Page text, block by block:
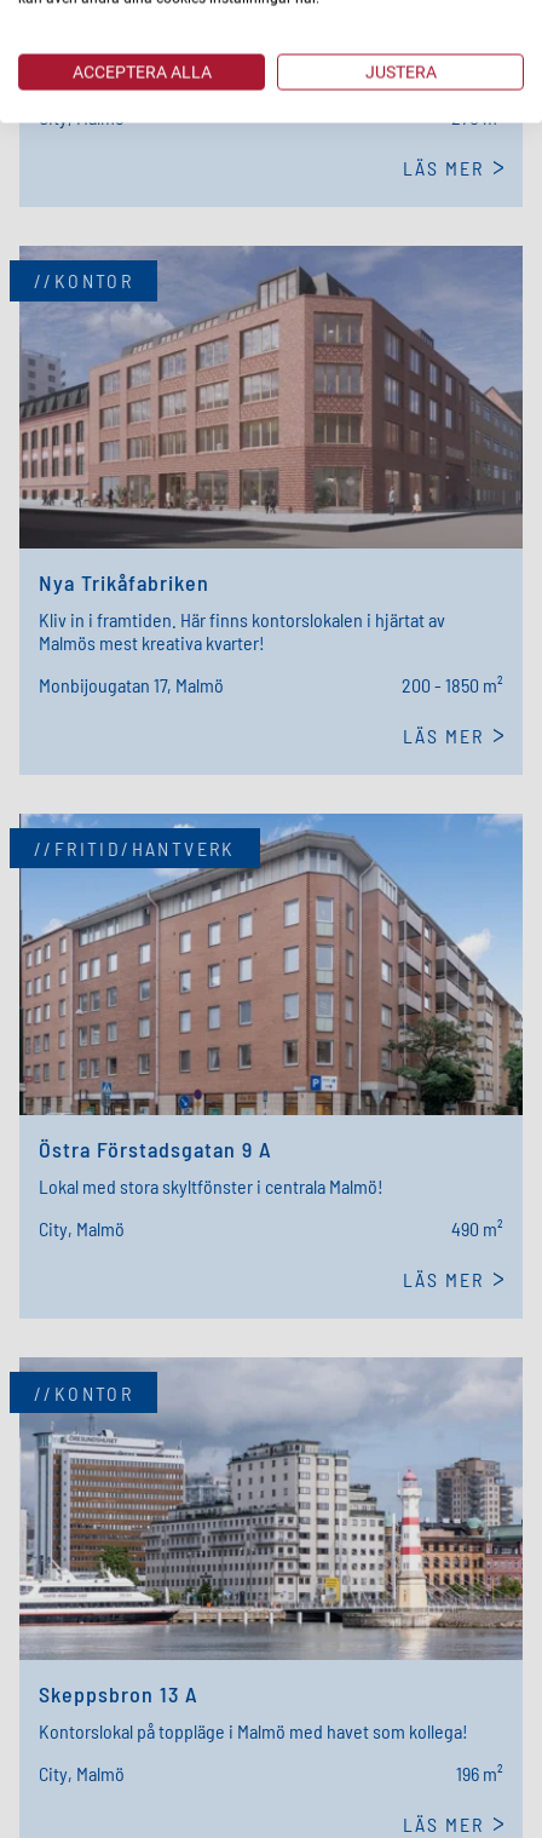
270 kvm möjligheter i Malmö City - från kontorsyta till
mötesplats
City, Malmö
270 m²
LÄS MER
//KONTOR
Nya Trikåfabriken
Kliv in i framtiden. Här finns kontorslokalen i hjärtat av
Malmös mest kreativa kvarter!
Monbijougatan 17, Malmö
200 - 1850 m²
LÄS MER
//FRITID/HANTVERK
Östra Förstadsgatan 9 A
Lokal med stora skyltfönster i centrala Malmö!
City, Malmö
490 m²
LÄS MER
//KONTOR
Skeppsbron 13 A
Kontorslokal på toppläge i Malmö med havet som kollega!
City, Malmö
196 m²
LÄS MER
ACCEPTERA ALLA JUSTERA